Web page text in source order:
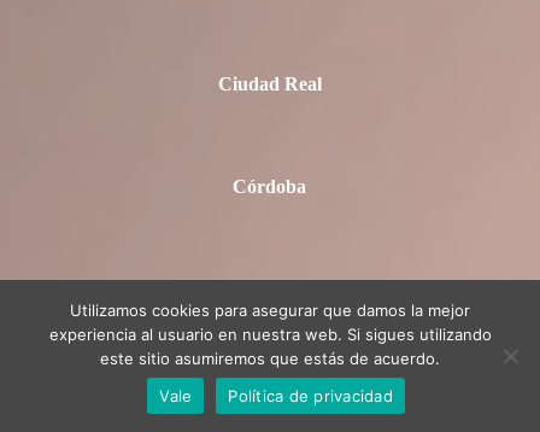
Ciudad Real
Córdoba
Granada
Utilizamos cookies para asegurar que damos la mejor
experiencia al usuario en nuestra web. Si sigues utilizando
este sitio asumiremos que estás de acuerdo.
Vale
Política de privacidad